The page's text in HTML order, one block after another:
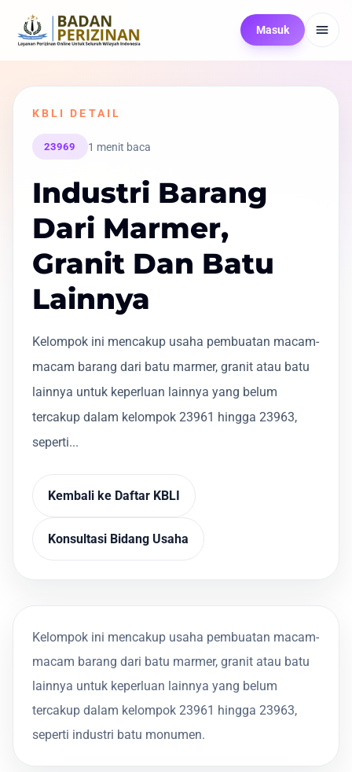
Masuk
KBLI DETAIL
23969 1 menit baca
Industri Barang
Dari Marmer,
Granit Dan Batu
Lainnya
Kelompok ini mencakup usaha pembuatan macam-
macam barang dari batu marmer, granit atau batu
lainnya untuk keperluan lainnya yang belum
tercakup dalam kelompok 23961 hingga 23963,
seperti...
Kembali ke Daftar KBLI
Konsultasi Bidang Usaha
Kelompok ini mencakup usaha pembuatan macam-
macam barang dari batu marmer, granit atau batu
lainnya untuk keperluan lainnya yang belum
tercakup dalam kelompok 23961 hingga 23963,
seperti industri batu monumen.